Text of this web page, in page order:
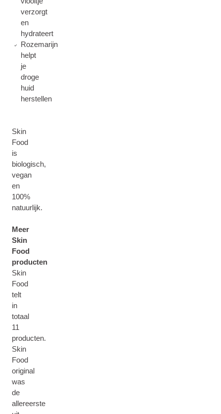
verzorgt
en
hydrateert
Rozemarijn
helpt
je
droge
huid
herstellen
Skin
Food
is
biologisch,
vegan
en
100%
natuurlijk.
Meer
Skin
Food
producten
Skin
Food
telt
in
totaal
11
producten.
Skin
Food
original
was
de
allereerste